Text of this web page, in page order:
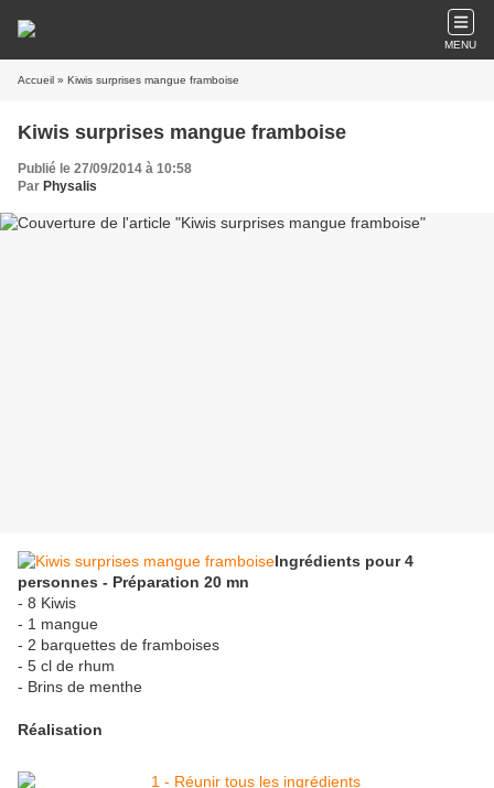
MENU
Accueil » Kiwis surprises mangue framboise
Kiwis surprises mangue framboise
Publié le 27/09/2014 à 10:58
Par Physalis
Ingrédients pour 4
personnes - Préparation 20 mn
- 8 Kiwis
- 1 mangue
- 2 barquettes de framboises
- 5 cl de rhum
- Brins de menthe
Réalisation